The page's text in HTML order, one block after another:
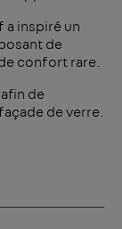
a inspiré un
de
confort rare.
afin de
de verre.